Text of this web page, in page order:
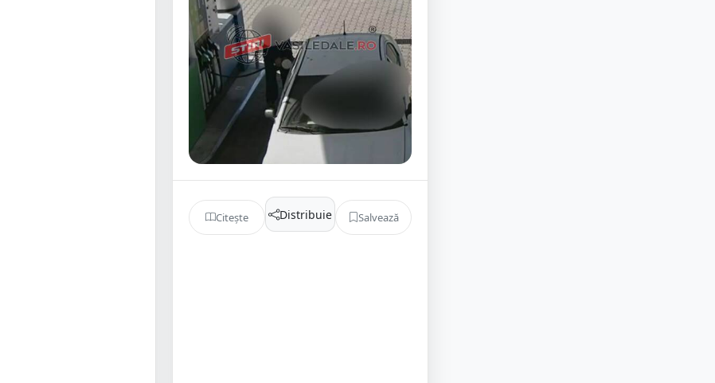
Citește Distribuie Salvează